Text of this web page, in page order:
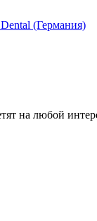
(Германия)
на любой